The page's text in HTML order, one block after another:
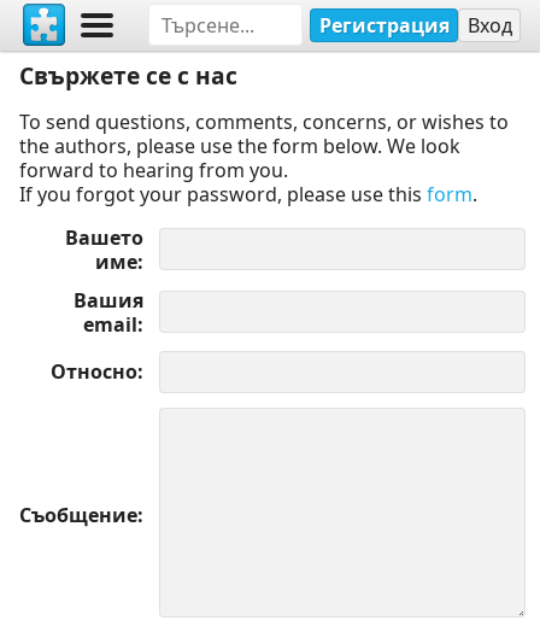
Регистрация Вход
Свържете се с нас
To send questions, comments, concerns, or wishes to
the authors, please use the form below. We look
forward to hearing from you.
If you forgot your password, please use this form.
Вашето
име
Вашия
email
Относно
Съобщение